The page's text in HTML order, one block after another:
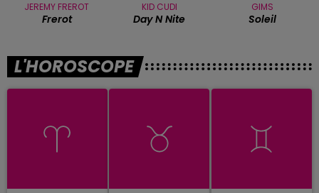
JEREMY FREROT
Frerot
KID CUDI
Day N Nite
GIMS
Soleil
L'HOROSCOPE